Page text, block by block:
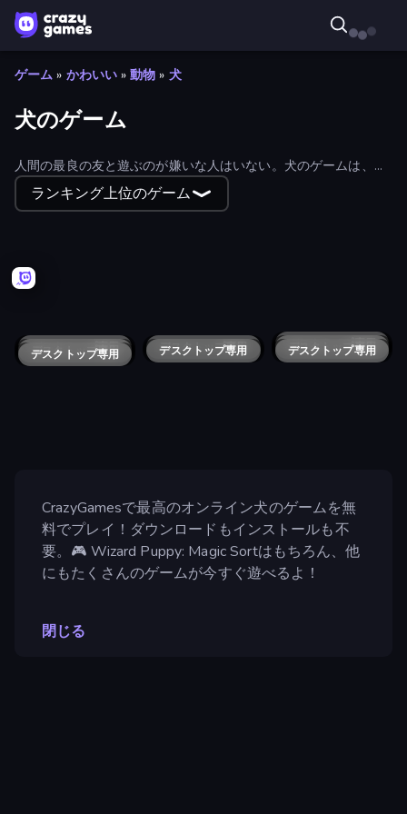
ゲーム » かわいい » 動物 » 犬
犬のゲーム
人間の最良の友と遊ぶのが嫌いな人はいない。犬のゲームは、グ
ルーミングや成長から、警備やおふざけまで幅広い。すべての子
犬愛好家のためのゲームがある。
ランキング上位のゲーム
Panda Palace Johnny n Tommy - Prank Masters Cat VS Dog Merge
The Bottle Boy Dusya and Lava デスクトップ専用
Dog Simulator 3D
デスクトップ専用
Shepherd Farm デスクトップ専用
Doge Miner デスクトップ専用
Doggo Clicker
デスクトップ専用Robot Dog City Simulator デスクトップ専用
Hungry Pet Mania デスクトップ専用
Escape the Dog
デスクトップ専用
Good Doggo
CrazyGamesで最高のオンライン犬のゲームを無
料でプレイ！ダウンロードもインストールも不
要。🎮 Wizard Puppy: Magic Sortはもちろん、他
にもたくさんのゲームが今すぐ遊べるよ！
閉じる